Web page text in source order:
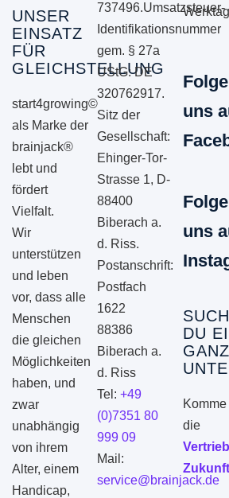
UNSER
EINSATZ
FÜR
GLEICHSTELLUNG
start4growing©
als Marke der
brainjack®
lebt und
fördert
Vielfalt.
Wir
unterstützen
und leben
vor, dass alle
Menschen
die gleichen
Möglichkeiten
haben, und
zwar
unabhängig
von ihrem
Alter, einem
Handicap,
737496.Umsatzsteuer-
Identifikationsnummer
gem. § 27a
UStG: DE
320762917.
Sitz der
Gesellschaft:
Ehinger-Tor-
Strasse 1, D-
88400
Biberach a.
d. Riss.
Postanschrift:
Postfach
1622
88386
Biberach a.
d. Riss
Tel:+49
(0)7351 80
999 09
Mail:
service@brainjack.de
Folge
uns
Folge
uns
DU
Komme
die